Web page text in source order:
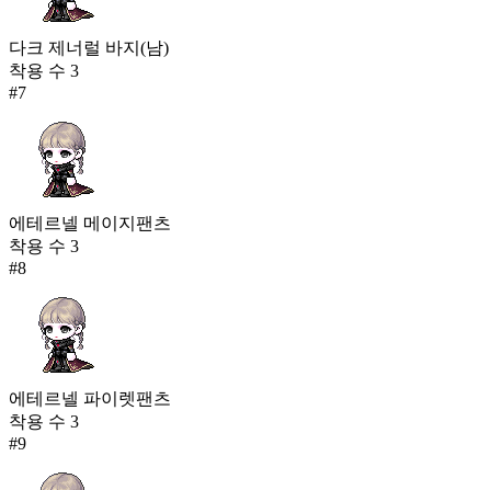
다크 제너럴 바지(남)
착용 수 3
#7
에테르넬 메이지팬츠
착용 수 3
#8
에테르넬 파이렛팬츠
착용 수 3
#9